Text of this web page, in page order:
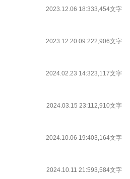
2023.12.06 18:333,454文字
2023.12.20 09:222,906文字
2024.02.23 14:323,117文字
2024.03.15 23:112,910文字
2024.10.06 19:403,164文字
2024.10.11 21:593,584文字